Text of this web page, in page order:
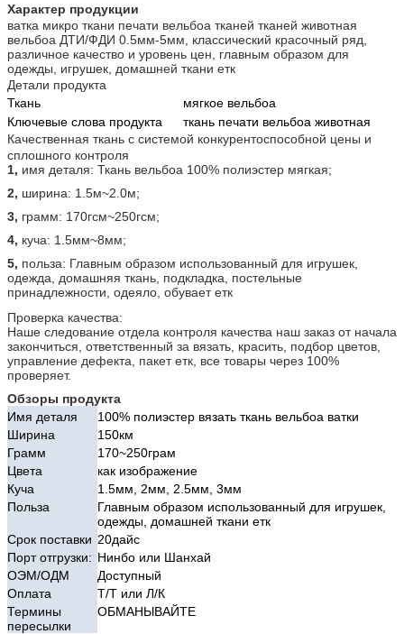
Характер продукции
ватка микро ткани печати вельбоа тканей тканей животная
вельбоа ДТИ/ФДИ 0.5мм-5мм, классический красочный ряд,
различное качество и уровень цен, главным образом для
одежды, игрушек, домашней ткани етк
Детали продукта
Ткань
мягкое вельбоа
Ключевые слова продукта
ткань печати вельбоа животная
Качественная ткань с системой конкурентоспособной цены и
сплошного контроля
1, имя деталя: Ткань вельбоа 100% полиэстер мягкая;
2, ширина: 1.5м~2.0м;
3, грамм: 170гсм~250гсм;
4, куча: 1.5мм~8мм;
5, польза: Главным образом использованный для игрушек,
одежда, домашняя ткань, подкладка, постельные
принадлежности, одеяло, обувает етк
Проверка качества:
Наше следование отдела контроля качества наш заказ от начала
закончиться, ответственный за вязать, красить, подбор цветов,
управление дефекта, пакет етк, все товары через 100%
проверяет.
Обзоры продукта
Имя деталя
100% полиэстер вязать ткань вельбоа ватки
Ширина
150км
Грамм
170~250грам
Цвета
как изображение
Куча
1.5мм, 2мм, 2.5мм, 3мм
Польза
Главным образом использованный для игрушек,
одежды, домашней ткани етк
Срок поставки 20дайс
Порт отгрузки: Нинбо или Шанхай
ОЭМ/ОДМ
Доступный
Оплата
Т/Т или Л/К
Термины
пересылки
ОБМАНЫВАЙТЕ